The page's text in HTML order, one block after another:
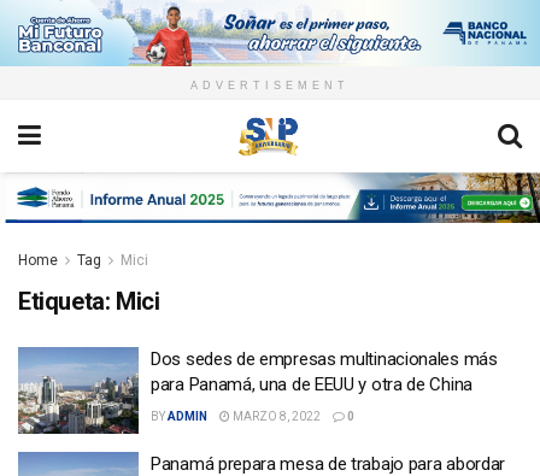
ADVERTISEMENT
Home Tag Mici
Etiqueta: Mici
Dos sedes de empresas multinacionales más
para Panamá, una de EEUU y otra de China
BYADMIN MARZO 8, 2022 0
Panamá prepara mesa de trabajo para abordar